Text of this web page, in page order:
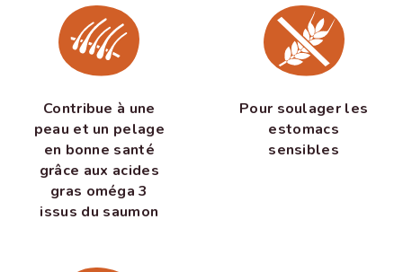
Contribue à une
peau et un pelage
en bonne santé
grâce aux acides
gras oméga 3
issus du saumon
Pour soulager les
estomacs
sensibles